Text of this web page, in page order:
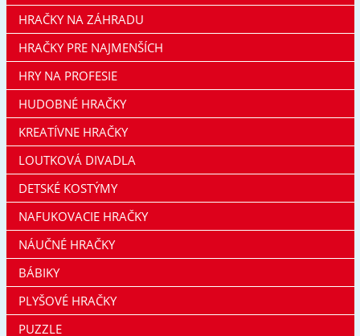
HRAČKY NA ZÁHRADU
HRAČKY PRE NAJMENŠÍCH
HRY NA PROFESIE
HUDOBNÉ HRAČKY
KREATÍVNE HRAČKY
LOUTKOVÁ DIVADLA
DETSKÉ KOSTÝMY
NAFUKOVACIE HRAČKY
NÁUČNÉ HRAČKY
BÁBIKY
PLYŠOVÉ HRAČKY
PUZZLE